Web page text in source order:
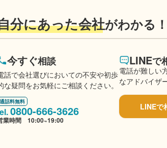
分にあった会社がわかる！
今すぐ相談
話で会社選びにおいての不安や初歩
な疑問をお気軽にご相談ください。
通話料無料
0800-666-3626
業時間 10:00~19:00
LINEで
電話が難しい
なアドバイザ
LINEで